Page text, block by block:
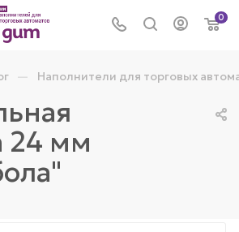
0
— Наполнители для торговых
24 мм